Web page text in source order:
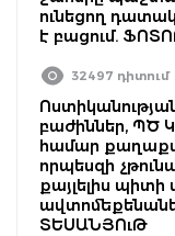
ունեցող
է բացում.
32497 դիտում
բաժիններ, ՊԾ
համար
որպեսզի
քայլելիս
ՏԵՍԱՆՅՈւԹ